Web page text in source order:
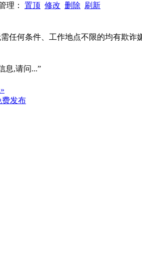
理： 置顶 修改 删除 刷新
任何条件、工作地点不限的均有欺诈
息,请问...”
费发布